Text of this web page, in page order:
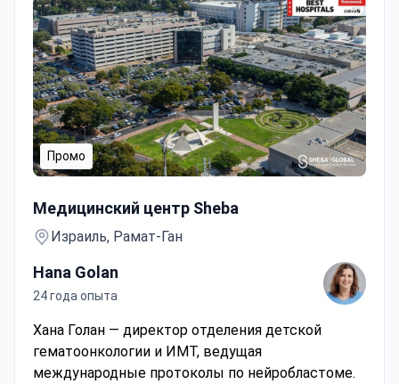
Промо
Медицинский центр Sheba
Израиль, Рамат-Ган
Hana Golan
24 года опыта
Хана Голан — директор отделения детской
гематоонкологии и ИМТ, ведущая
международные протоколы по нейробластоме.